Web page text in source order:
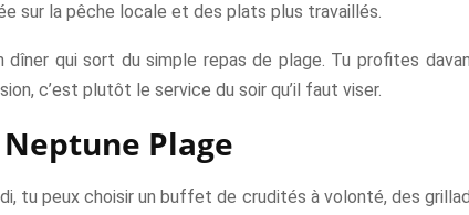
sur la pêche locale et des plats plus travaillés.
qui sort du simple repas de plage. Tu profites
c’est plutôt le service du soir qu’il faut viser.
Plage
tu peux choisir un buffet de crudités à volonté, des